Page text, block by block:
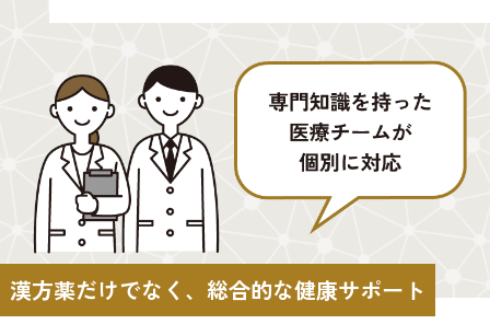
漢方薬だけでなく、総合的な健康サポート